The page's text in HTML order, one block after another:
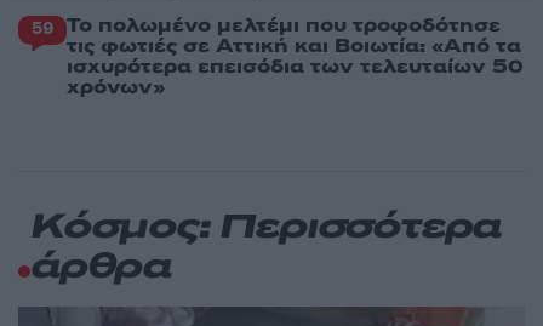
59 Το πολωμένο μελτέμι που τροφοδότησε
τις φωτιές σε Αττική και Βοιωτία: «Από τα
ισχυρότερα επεισόδια των τελευταίων 50
χρόνων»
Κόσμος: Περισσότερα
άρθρα